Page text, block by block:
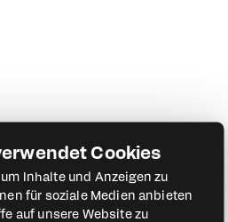
Cookies
Inhalte und Anzeigen zu
für soziale Medien anbieten
auf unsere Website zu